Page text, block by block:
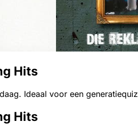
Hits
Ideaal voor een generatiequiz
Hits